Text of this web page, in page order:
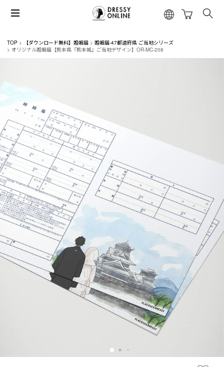
TOP 【ダウンロード無料】婚姻届
婚姻届-47都道府県 ご当地シリーズ
オリジナル婚姻届【熊本県『熊本城』ご当地デザイン】OR-MC-208